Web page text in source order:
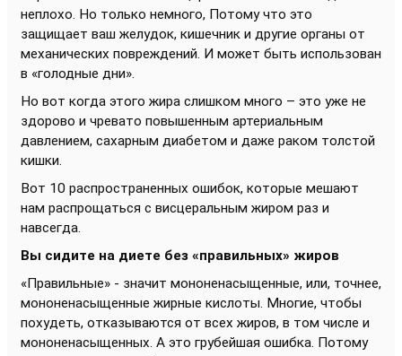
неплохо. Но только немного, Потому что это
защищает ваш желудок, кишечник и другие органы от
механических повреждений. И может быть использован
в «голодные дни».
Но вот когда этого жира слишком много – это уже не
здорово и чревато повышенным артериальным
давлением, сахарным диабетом и даже раком толстой
кишки.
Вот 10 распространенных ошибок, которые мешают
нам распрощаться с висцеральным жиром раз и
навсегда.
Вы сидите на диете без «правильных» жиров
«Правильные» - значит мононенасыщенные, или, точнее,
мононенасыщенные жирные кислоты. Многие, чтобы
похудеть, отказываются от всех жиров, в том числе и
мононенасыщенных. А это грубейшая ошибка. Потому